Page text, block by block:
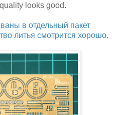
looks good.
в отдельный пакет
литья смотрится хорошо.